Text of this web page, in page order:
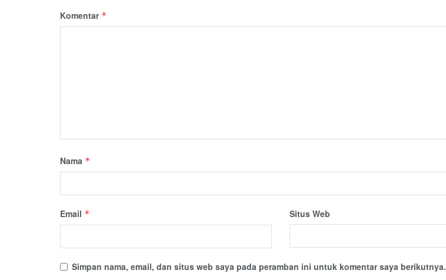
Komentar *
Nama *
Email * Situs Web
Simpan nama, email, dan situs web saya pada peramban ini untuk komentar saya berikutnya.